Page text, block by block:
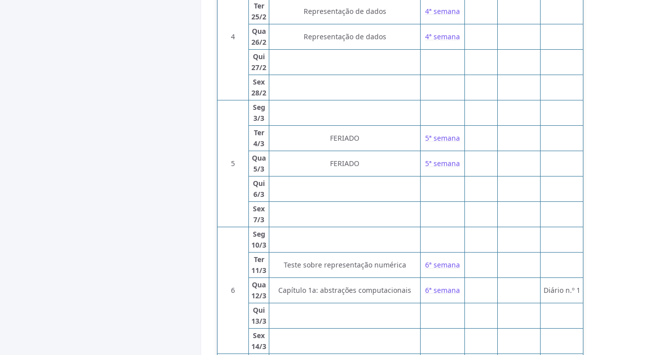
4
Ter
25/2
Representação de dados 4ª semana
Qua
26/2
Representação de dados 4ª semana
Qui
27/2
Sex
28/2
5
Seg
3/3
Ter
4/3
FERIADO 5ª semana
Qua
5/3
FERIADO 5ª semana
Qui
6/3
Sex
7/3
6
Seg
10/3
Ter
11/3
Teste sobre representação numérica 6ª semana
Qua
12/3
Capítulo 1a: abstrações computacionais 6ª semana Diário n.º 1
Qui
13/3
Sex
14/3